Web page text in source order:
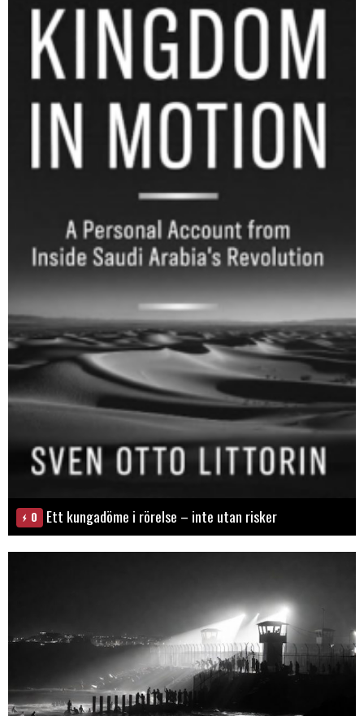
0 Ett kungadöme i rörelse – inte utan risker